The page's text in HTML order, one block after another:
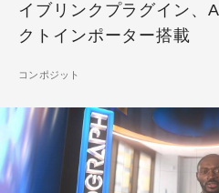
イブリンクプラグイン、
クトインポーター搭載
コンポジット